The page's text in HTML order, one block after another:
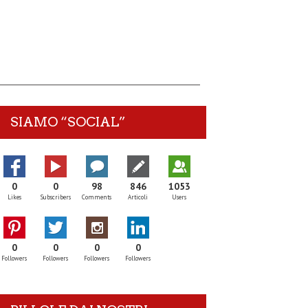
SIAMO “SOCIAL”
0
Likes
0
Subscribers
98
Comments
846
Articoli
1053
Users
0
Followers
0
Followers
0
Followers
0
Followers